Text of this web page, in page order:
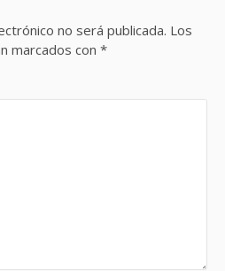
no será publicada. Los
marcados con *